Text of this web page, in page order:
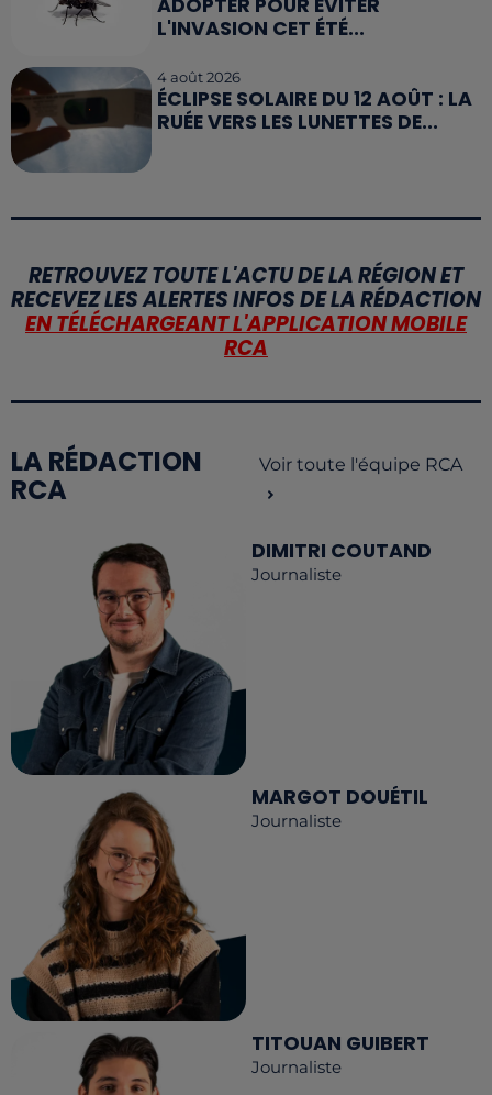
L'INVASION CET ÉTÉ...
4 août 2026
ÉCLIPSE SOLAIRE DU 12 AOÛT : LA
RUÉE VERS LES LUNETTES DE...
RETROUVEZ TOUTE L'ACTU DE LA RÉGION ET
RECEVEZ LES ALERTES INFOS DE LA RÉDACTION
EN TÉLÉCHARGEANT L'APPLICATION MOBILE
RCA
LA RÉDACTION
RCA
Voir toute l'équipe RCA
DIMITRI COUTAND
Journaliste
MARGOT DOUÉTIL
Journaliste
TITOUAN GUIBERT
Journaliste